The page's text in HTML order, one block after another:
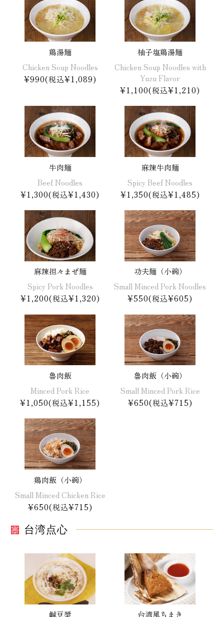
鶏湯麺
Chicken Soup Noodles
¥990(税込¥1,089)
柚子塩鶏湯麺
Chicken Soup Noodles with
Yuzu Flavor
¥1,100(税込¥1,210)
牛肉麺
Beef Noodles
¥1,300(税込¥1,430)
麻辣牛肉麺
Spicy Beef Noodles
¥1,350(税込¥1,485)
麻辣担々まぜ麺
Spicy Pork Noodles
¥1,200(税込¥1,320)
功夫麺（小碗）
Small Minced Pork Noodles
¥550(税込¥605)
魯肉飯
Minced Pork Rice
¥1,050(税込¥1,155)
魯肉飯（小碗）
Small Minced Pork Rice
¥650(税込¥715)
鶏肉飯（小碗）
Small Minced Chicken Rice
¥650(税込¥715)
台湾点心
鹹豆漿 台湾風ちまき